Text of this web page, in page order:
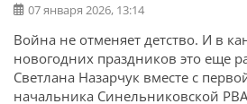
07 января 2026, 13:14
Война не отменяет детство. И в
новогодних праздников это еще
Светлана Назарчук вместе с
начальника Синельниковской